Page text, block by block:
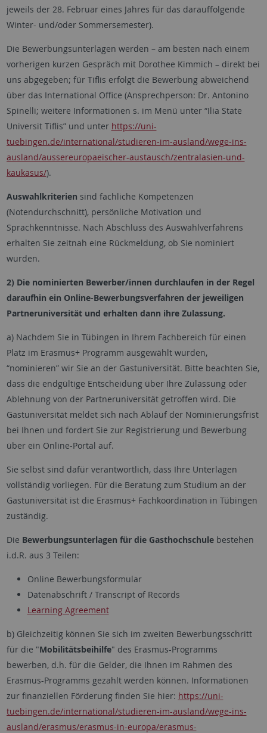
jeweils der 28. Februar eines Jahres für das darauffolgende
Winter- und/oder Sommersemester).
Die Bewerbungsunterlagen werden – am besten nach einem
vorherigen kurzen Gespräch mit Dorothee Kimmich – direkt bei
uns abgegeben; für Tiflis erfolgt die Bewerbung abweichend
über das International Office (Ansprechperson: Dr. Antonino
Spinelli; weitere Informationen s. im Menü unter “Ilia State
Universit Tiflis” und unter https://uni-
tuebingen.de/international/studieren-im-ausland/wege-ins-
ausland/aussereuropaeischer-austausch/zentralasien-und-
kaukasus/).
Auswahlkriterien sind fachliche Kompetenzen
(Notendurchschnitt), persönliche Motivation und
Sprachkenntnisse. Nach Abschluss des Auswahlverfahrens
erhalten Sie zeitnah eine Rückmeldung, ob Sie nominiert
wurden.
2) Die nominierten Bewerber/innen durchlaufen in der Regel
daraufhin ein Online-Bewerbungsverfahren der jeweiligen
Partneruniversität und erhalten dann ihre Zulassung.
a) Nachdem Sie in Tübingen in Ihrem Fachbereich für einen
Platz im Erasmus+ Programm ausgewählt wurden,
“nominieren” wir Sie an der Gastuniversität. Bitte beachten Sie,
dass die endgültige Entscheidung über Ihre Zulassung oder
Ablehnung von der Partneruniversität getroffen wird. Die
Gastuniversität meldet sich nach Ablauf der Nominierungsfrist
bei Ihnen und fordert Sie zur Registrierung und Bewerbung
über ein Online-Portal auf.
Sie selbst sind dafür verantwortlich, dass Ihre Unterlagen
vollständig vorliegen. Für die Beratung zum Studium an der
Gastuniversität ist die Erasmus+ Fachkoordination in Tübingen
zuständig.
Die Bewerbungsunterlagen für die Gasthochschule bestehen
i.d.R. aus 3 Teilen:
Online Bewerbungsformular
Datenabschrift / Transcript of Records
Learning Agreement
b) Gleichzeitig können Sie sich im zweiten Bewerbungsschritt
für die "Mobilitätsbeihilfe" des Erasmus-Programms
bewerben, d.h. für die Gelder, die Ihnen im Rahmen des
Erasmus-Programms gezahlt werden können. Informationen
zur finanziellen Förderung finden Sie hier: https://uni-
tuebingen.de/international/studieren-im-ausland/wege-ins-
ausland/erasmus/erasmus-in-europa/erasmus-